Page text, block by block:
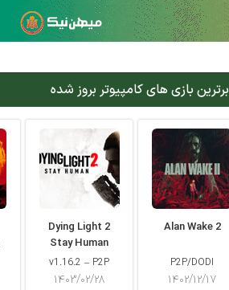
برترین بازی های کامپیوتر بروز شده
Dying Light 2
Stay Human
v1.16.2 – P2P
۱۴۰۳/۰۲/۲۸
Alan Wake 2
P2P/DODI
۱۴۰۲/۱۲/۱۷